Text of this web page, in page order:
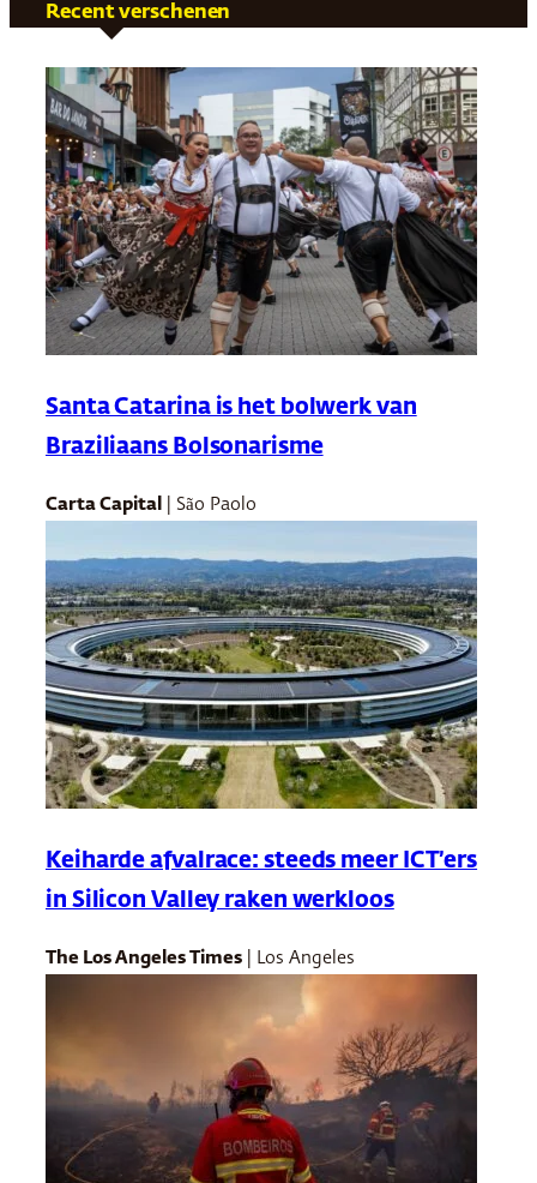
Recent verschenen
Santa Catarina is het bolwerk van
Braziliaans Bolsonarisme
Carta Capital | São Paolo
Keiharde afvalrace: steeds meer ICT’ers
in Silicon Valley raken werkloos
The Los Angeles Times | Los Angeles